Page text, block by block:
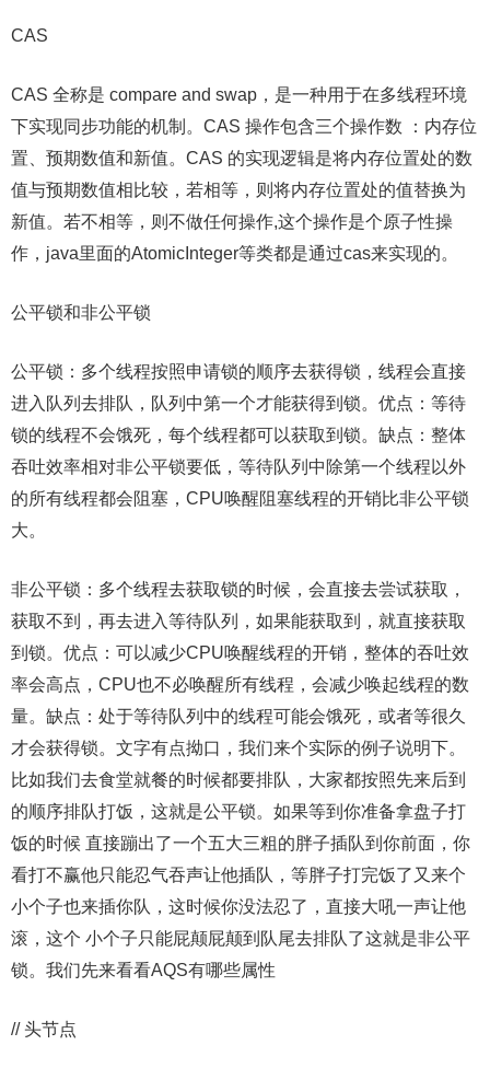
CAS
CAS 全称是 compare and swap，是一种用于在多线程环境
下实现同步功能的机制。CAS 操作包含三个操作数 ：内存位
置、预期数值和新值。CAS 的实现逻辑是将内存位置处的数
值与预期数值相比较，若相等，则将内存位置处的值替换为
新值。若不相等，则不做任何操作,这个操作是个原子性操
作，java里面的AtomicInteger等类都是通过cas来实现的。
公平锁和非公平锁
公平锁：多个线程按照申请锁的顺序去获得锁，线程会直接
进入队列去排队，队列中第一个才能获得到锁。优点：等待
锁的线程不会饿死，每个线程都可以获取到锁。缺点：整体
吞吐效率相对非公平锁要低，等待队列中除第一个线程以外
的所有线程都会阻塞，CPU唤醒阻塞线程的开销比非公平锁
大。
非公平锁：多个线程去获取锁的时候，会直接去尝试获取，
获取不到，再去进入等待队列，如果能获取到，就直接获取
到锁。优点：可以减少CPU唤醒线程的开销，整体的吞吐效
率会高点，CPU也不必唤醒所有线程，会减少唤起线程的数
量。缺点：处于等待队列中的线程可能会饿死，或者等很久
才会获得锁。文字有点拗口，我们来个实际的例子说明下。
比如我们去食堂就餐的时候都要排队，大家都按照先来后到
的顺序排队打饭，这就是公平锁。如果等到你准备拿盘子打
饭的时候 直接蹦出了一个五大三粗的胖子插队到你前面，你
看打不赢他只能忍气吞声让他插队，等胖子打完饭了又来个
小个子也来插你队，这时候你没法忍了，直接大吼一声让他
滚，这个 小个子只能屁颠屁颠到队尾去排队了这就是非公平
锁。我们先来看看AQS有哪些属性
// 头节点